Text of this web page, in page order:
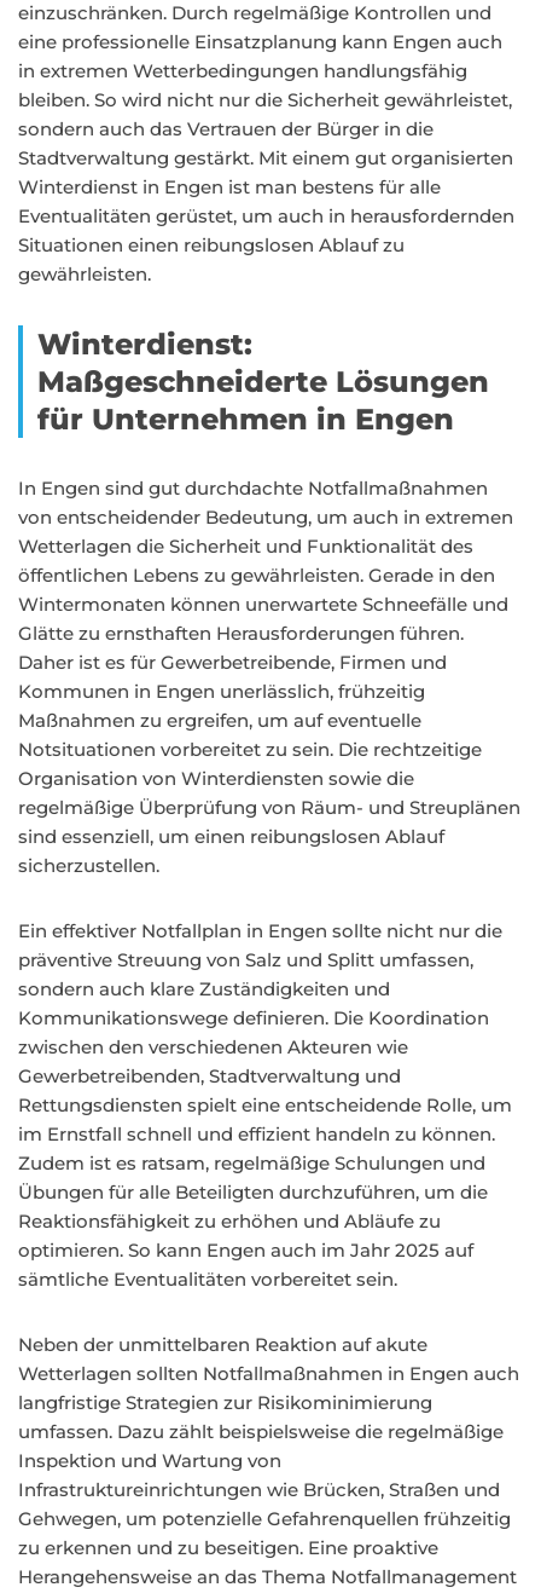
einzuschränken. Durch regelmäßige Kontrollen und
eine professionelle Einsatzplanung kann Engen auch
in extremen Wetterbedingungen handlungsfähig
bleiben. So wird nicht nur die Sicherheit gewährleistet,
sondern auch das Vertrauen der Bürger in die
Stadtverwaltung gestärkt. Mit einem gut organisierten
Winterdienst in Engen ist man bestens für alle
Eventualitäten gerüstet, um auch in herausfordernden
Situationen einen reibungslosen Ablauf zu
gewährleisten.
Winterdienst:
Maßgeschneiderte Lösungen
für Unternehmen in Engen
In Engen sind gut durchdachte Notfallmaßnahmen
von entscheidender Bedeutung, um auch in extremen
Wetterlagen die Sicherheit und Funktionalität des
öffentlichen Lebens zu gewährleisten. Gerade in den
Wintermonaten können unerwartete Schneefälle und
Glätte zu ernsthaften Herausforderungen führen.
Daher ist es für Gewerbetreibende, Firmen und
Kommunen in Engen unerlässlich, frühzeitig
Maßnahmen zu ergreifen, um auf eventuelle
Notsituationen vorbereitet zu sein. Die rechtzeitige
Organisation von Winterdiensten sowie die
regelmäßige Überprüfung von Räum- und Streuplänen
sind essenziell, um einen reibungslosen Ablauf
sicherzustellen.
Ein effektiver Notfallplan in Engen sollte nicht nur die
präventive Streuung von Salz und Splitt umfassen,
sondern auch klare Zuständigkeiten und
Kommunikationswege definieren. Die Koordination
zwischen den verschiedenen Akteuren wie
Gewerbetreibenden, Stadtverwaltung und
Rettungsdiensten spielt eine entscheidende Rolle, um
im Ernstfall schnell und effizient handeln zu können.
Zudem ist es ratsam, regelmäßige Schulungen und
Übungen für alle Beteiligten durchzuführen, um die
Reaktionsfähigkeit zu erhöhen und Abläufe zu
optimieren. So kann Engen auch im Jahr 2025 auf
sämtliche Eventualitäten vorbereitet sein.
Neben der unmittelbaren Reaktion auf akute
Wetterlagen sollten Notfallmaßnahmen in Engen auch
langfristige Strategien zur Risikominimierung
umfassen. Dazu zählt beispielsweise die regelmäßige
Inspektion und Wartung von
Infrastruktureinrichtungen wie Brücken, Straßen und
Gehwegen, um potenzielle Gefahrenquellen frühzeitig
zu erkennen und zu beseitigen. Eine proaktive
Herangehensweise an das Thema Notfallmanagement